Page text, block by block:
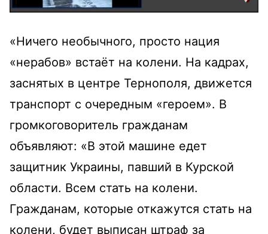
«Ничего необычного, просто нация
«нерабов» встаёт на колени. На кадрах,
заснятых в центре Тернополя, движется
транспорт с очередным «героем». В
громкоговоритель гражданам
объявляют: «В этой машине едет
защитник Украины, павший в Курской
области. Всем стать на колени.
Гражданам, которые откажутся стать на
колени, будет выписан штраф за